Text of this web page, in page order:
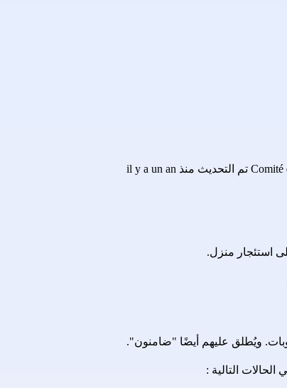
Comité تم التحديث منذ il y a un an
ويُطلق عليهم أيضًا "ضامنون".
التالية :